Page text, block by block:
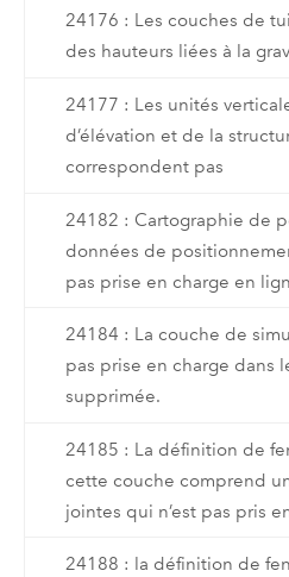
24176 : Les couches de
des hauteurs liées à la
24177 : Les unités
d’élévation et de la
correspondent pas
24182 : Cartographie de
données de
pas prise en charge en
24184 : La couche de
pas prise en charge dans
supprimée.
24185 : La définition de
cette couche comprend
jointes qui n’est pas pris
24188 : la définition de